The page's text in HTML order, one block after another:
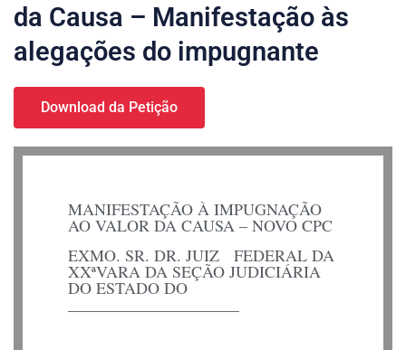
da Causa – Manifestação às
alegações do impugnante
Download da Petição
MANIFESTAÇÃO À IMPUGNAÇÃO
AO VALOR DA CAUSA – NOVO CPC
EXMO. SR. DR. JUIZ FEDERAL DA
XXªVARA DA SEÇÃO JUDICIÁRIA
DO ESTADO DO